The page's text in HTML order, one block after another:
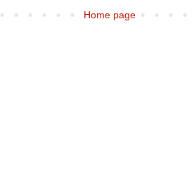
Home page